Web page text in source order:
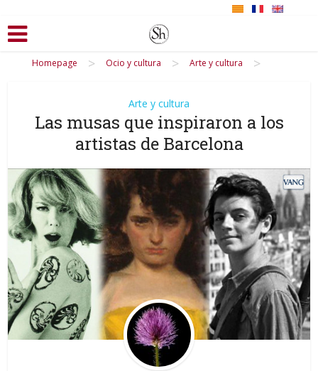
Homepage > Ocio y cultura > Arte y cultura >
Arte y cultura
Las musas que inspiraron a los
artistas de Barcelona